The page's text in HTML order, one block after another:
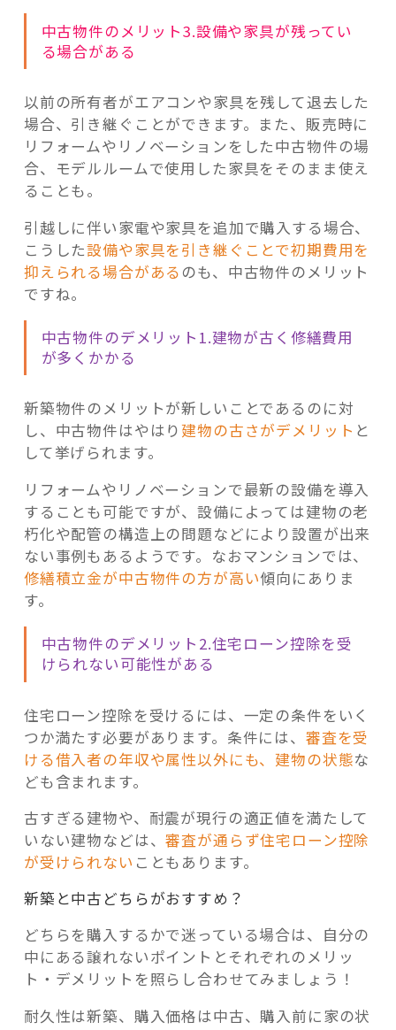
中古物件のメリット3.設備や家具が残ってい
る場合がある
以前の所有者がエアコンや家具を残して退去した
場合、引き継ぐことができます。また、販売時に
リフォームやリノベーションをした中古物件の場
合、モデルルームで使用した家具をそのまま使え
ることも。
引越しに伴い家電や家具を追加で購入する場合、
こうした設備や家具を引き継ぐことで初期費用を
抑えられる場合がある のも、中古物件のメリット
ですね。
中古物件のデメリット1.建物が古く修繕費用
が多くかかる
新築物件のメリットが新しいことであるのに対
し、中古物件はやはり建物の古さがデメリット と
して挙げられます。
リフォームやリノベーションで最新の設備を導入
することも可能ですが、設備によっては建物の老
朽化や配管の構造上の問題などにより設置が出来
ない事例もあるようです。なおマンションでは、
修繕積立金が中古物件の方が高い傾向にありま
す。
中古物件のデメリット2.住宅ローン控除を受
けられない可能性がある
住宅ローン控除を受けるには、一定の条件をいく
つか満たす必要があります。条件には、 審査を受
ける借入者の年収や属性以外にも、建物の状態な
ども含まれます。
古すぎる建物や、耐震が現行の適正値を満たして
いない建物などは、審査が通らず住宅ローン控除
が受けられない こともあります。
新築と中古どちらがおすすめ？
どちらを購入するかで迷っている場合は、自分の
中にある譲れないポイントとそれぞれのメリッ
ト・デメリットを照らし合わせてみましょう！
耐久性は新築、購入価格は中古、購入前に家の状